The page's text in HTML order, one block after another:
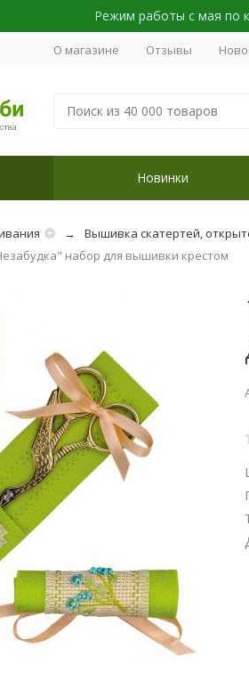
Режим работы с мая по
О магазине Отзывы
Новинки
Вышивка скатертей,
набор для вышивки крестом